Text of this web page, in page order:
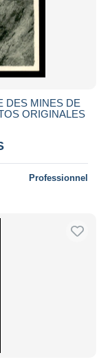
DES MINES DE
ORIGINALES
Professionnel